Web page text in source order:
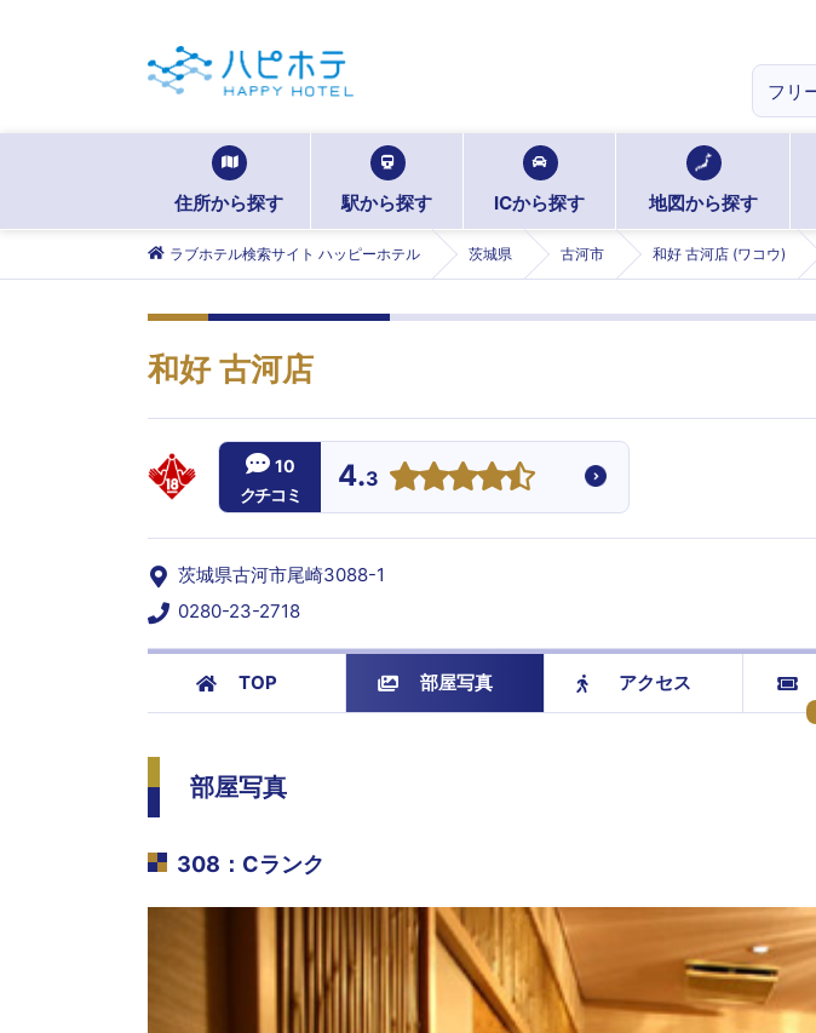
住所から探す 駅から探す ICから探す 地図から探す
ラブホテル検索サイト ハッピーホテル 茨城県 古河市 和好 古河店 (ワコウ)
和好 古河店
10
クチコミ
4.3
茨城県古河市尾崎3088-1
0280-23-2718
TOP 部屋写真 アクセス
部屋写真
308 ： Cランク